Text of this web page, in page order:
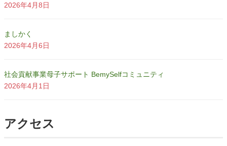
2026年4月8日
ましかく
2026年4月6日
社会貢献事業母子サポート BemySelfコミュニティ
2026年4月1日
アクセス